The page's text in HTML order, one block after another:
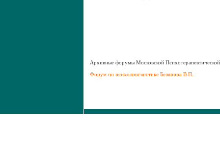
Aрхивные форумы Московской
Форум по психолингвистике Белянина В.П.